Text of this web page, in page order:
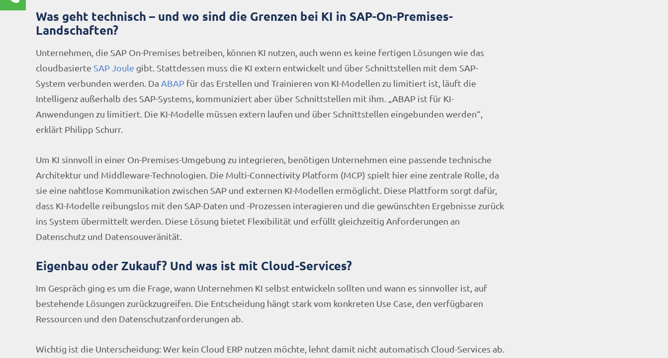
Was geht technisch – und wo sind die Grenzen bei KI in SAP-On-Premises-
Landschaften?
Unternehmen, die SAP On-Premises betreiben, können KI nutzen, auch wenn es keine fertigen Lösungen wie das
cloudbasierte SAP Joule gibt. Stattdessen muss die KI extern entwickelt und über Schnittstellen mit dem SAP-
System verbunden werden. Da ABAP für das Erstellen und Trainieren von KI-Modellen zu limitiert ist, läuft die
Intelligenz außerhalb des SAP-Systems, kommuniziert aber über Schnittstellen mit ihm. „ABAP ist für KI-
Anwendungen zu limitiert. Die KI-Modelle müssen extern laufen und über Schnittstellen eingebunden werden“,
erklärt Philipp Schurr.
Um KI sinnvoll in einer On-Premises-Umgebung zu integrieren, benötigen Unternehmen eine passende technische
Architektur und Middleware-Technologien. Die Multi-Connectivity Platform (MCP) spielt hier eine zentrale Rolle, da
sie eine nahtlose Kommunikation zwischen SAP und externen KI-Modellen ermöglicht. Diese Plattform sorgt dafür,
dass KI-Modelle reibungslos mit den SAP-Daten und -Prozessen interagieren und die gewünschten Ergebnisse zurück
ins System übermittelt werden. Diese Lösung bietet Flexibilität und erfüllt gleichzeitig Anforderungen an
Datenschutz und Datensouveränität.
Eigenbau oder Zukauf? Und was ist mit Cloud-Services?
Im Gespräch ging es um die Frage, wann Unternehmen KI selbst entwickeln sollten und wann es sinnvoller ist, auf
bestehende Lösungen zurückzugreifen. Die Entscheidung hängt stark vom konkreten Use Case, den verfügbaren
Ressourcen und den Datenschutzanforderungen ab.
Wichtig ist die Unterscheidung: Wer kein Cloud ERP nutzen möchte, lehnt damit nicht automatisch Cloud-Services ab.
Renate Burg
Kundenservice
renate.burg@rz10.de
Ihre Anfrage